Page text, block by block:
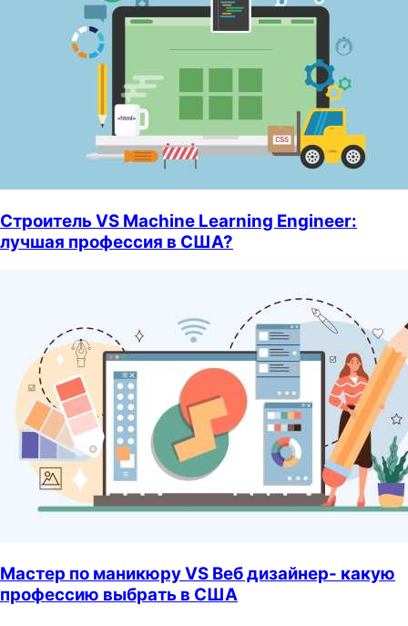
Строитель VS Machine Learning Engineer:
лучшая профессия в США?
Мастер по маникюру VS Веб дизайнер- какую
профессию выбрать в США